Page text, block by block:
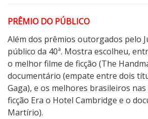
0
E
d
i
ç
ã
o
PRÊMIO DO PÚBLICO
Além dos prêmios outorgados pelo
público da 40ª. Mostra escolheu,
o melhor filme de ficção (The
documentário (empate entre dois
Gaga), e os melhores brasileiros
ficção Era o Hotel Cambridge e o
Martírio).